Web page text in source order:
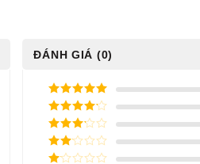
ĐÁNH GIÁ (0)
5/ 5 điểm
4/ 5
điểm
3/ 5
điểm
2/